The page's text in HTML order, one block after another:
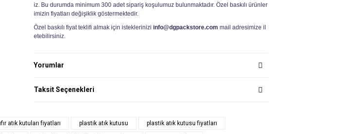
iz. Bu durumda minimum 300 adet sipariş koşulumuz bulunmaktadır. Özel baskılı ürünler
imizin fiyatları değişiklik göstermektedir.
Özel baskılı fiyat teklifi almak için isteklerinizi info@dgpackstore.com mail adresimize il
etebilirsiniz.
Yorumlar
Taksit Seçenekleri
atık kutuları fiyatları plastik atık kutusu plastik atık kutusu fiyatları